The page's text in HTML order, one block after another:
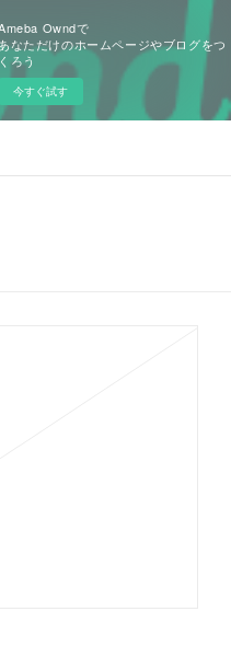
Owndで
なただけのホームページやブログをつ
くろう
今すぐ試す